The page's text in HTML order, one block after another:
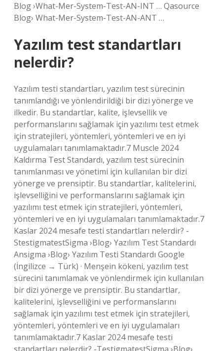
Blog ›What-Mer-System-Test-AN-INT … Qasource
Blog› What-Mer-System-Test-AN-ANT …
Yazılım test standartları
nelerdir?
Yazılım testi standartları, yazılım test sürecinin
tanımlandığı ve yönlendirildiği bir dizi yönerge ve
ilkedir. Bu standartlar, kalite, işlevsellik ve
performanslarını sağlamak için yazılımı test etmek
için stratejileri, yöntemleri, yöntemleri ve en iyi
uygulamaları tanımlamaktadır.7 Muscle 2024
Kaldırma Test Standardı, yazılım test sürecinin
tanımlanması ve yönetimi için kullanılan bir dizi
yönerge ve prensiptir. Bu standartlar, kalitelerini,
işlevselliğini ve performanslarını sağlamak için
yazılımı test etmek için stratejileri, yöntemleri,
yöntemleri ve en iyi uygulamaları tanımlamaktadır.7
Kaslar 2024 mesafe testi standartları nelerdir? -
StestigmatestSigma ›Blog› Yazılım Test Standardı
Ansigma ›Blog› Yazılım Testi Standardı Google
(İngilizce → Türk) · Menşein kökeni, yazılım test
sürecini tanımlamak ve yönlendirmek için kullanılan
bir dizi yönerge ve prensiptir. Bu standartlar,
kalitelerini, işlevselliğini ve performanslarını
sağlamak için yazılımı test etmek için stratejileri,
yöntemleri, yöntemleri ve en iyi uygulamaları
tanımlamaktadır.7 Kaslar 2024 mesafe testi